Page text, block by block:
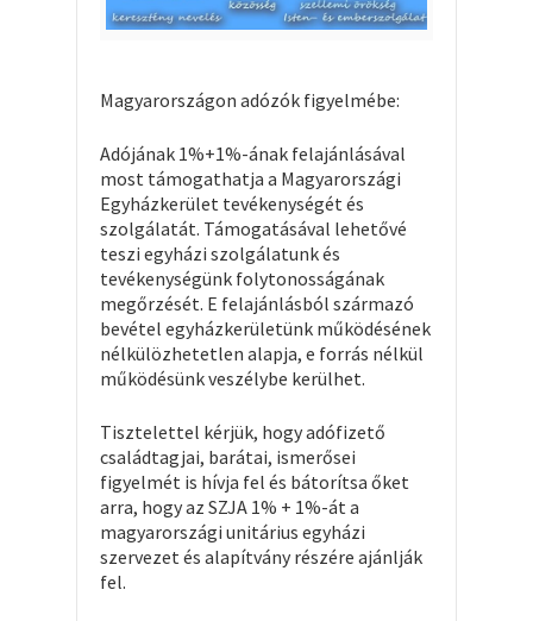
Magyarországon adózók figyelmébe:
Adójának 1%+1%-ának felajánlásával
most támogathatja a Magyarországi
Egyházkerület tevékenységét és
szolgálatát. Támogatásával lehetővé
teszi egyházi szolgálatunk és
tevékenységünk folytonosságának
megőrzését. E felajánlásból származó
bevétel egyházkerületünk működésének
nélkülözhetetlen alapja, e forrás nélkül
működésünk veszélybe kerülhet.
Tisztelettel kérjük, hogy adófizető
családtagjai, barátai, ismerősei
figyelmét is hívja fel és bátorítsa őket
arra, hogy az SZJA 1% + 1%-át a
magyarországi unitárius egyházi
szervezet és alapítvány részére ajánlják
fel.